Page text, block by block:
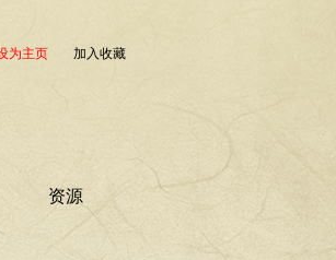
为主页 加入收藏
资源